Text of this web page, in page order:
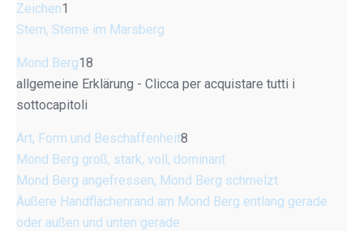
Zeichen1
Stern, Sterne im Marsberg
Mond Berg18
allgemeine Erklärung - Clicca per acquistare tutti i
sottocapitoli
Art, Form und Beschaffenheit8
Mond Berg groß, stark, voll, dominant
Mond Berg angefressen, Mond Berg schmelzt
Äußere Handflächenrand am Mond Berg entlang gerade
oder außen und unten gerade